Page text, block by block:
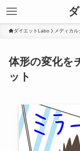
ダイエットLabo メディカル
体形の変化を
ット